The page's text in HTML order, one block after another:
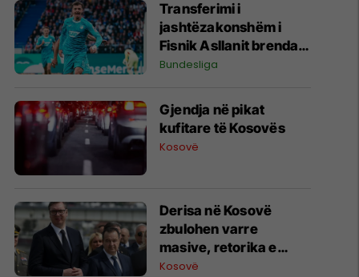
Transferimi i
jashtëzakonshëm i
Fisnik Asllanit brenda
Bundesligës po bëhet
detajet e fundit
Bundesliga
Gjendja në pikat
kufitare të Kosovës
Kosovë
Derisa në Kosovë
zbulohen varre
masive, retorika e
zyrtarëve serbë
Kosovë